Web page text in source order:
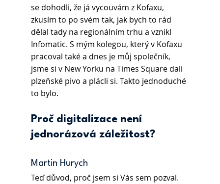
se dohodli, že já vycouvám z Kofaxu,
zkusím to po svém tak, jak bych to rád
dělal tady na regionálním trhu a vznikl
Infomatic. S mým kolegou, který v Kofaxu
pracoval také a dnes je můj společník,
jsme si v New Yorku na Times Square dali
plzeňské pivo a plácli si. Takto jednoduché
to bylo.
Proč digitalizace není
jednorázová záležitost?
Martin Hurych
Teď důvod, proč jsem si Vás sem pozval.